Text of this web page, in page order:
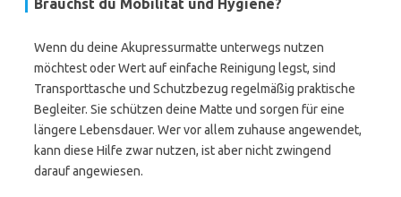
Brauchst du Mobilität und Hygiene?
Wenn du deine Akupressurmatte unterwegs nutzen
möchtest oder Wert auf einfache Reinigung legst, sind
Transporttasche und Schutzbezug regelmäßig praktische
Begleiter. Sie schützen deine Matte und sorgen für eine
längere Lebensdauer. Wer vor allem zuhause angewendet,
kann diese Hilfe zwar nutzen, ist aber nicht zwingend
darauf angewiesen.